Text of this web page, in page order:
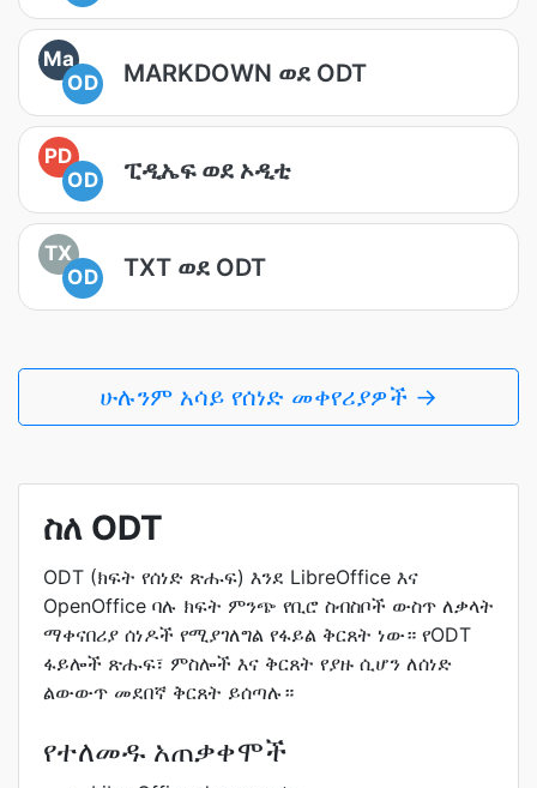
Ma
OD
MARKDOWN ወደ ODT
PD
OD
ፒዲኤፍ ወደ ኦዲቲ
TX
OD
TXT ወደ ODT
ሁሉንም አሳይ የሰነድ መቀየሪያዎች →
ስለ ODT
ODT (ክፍት የሰነድ ጽሑፍ) እንደ LibreOffice እና
OpenOffice ባሉ ክፍት ምንጭ የቢሮ ስብስቦች ውስጥ ለቃላት
ማቀናበሪያ ሰነዶች የሚያገለግል የፋይል ቅርጸት ነው። የODT
ፋይሎች ጽሑፍ፣ ምስሎች እና ቅርጸት የያዙ ሲሆን ለሰነድ
ልውውጥ መደበኛ ቅርጸት ይሰጣሉ።
የተለመዱ አጠቃቀሞች